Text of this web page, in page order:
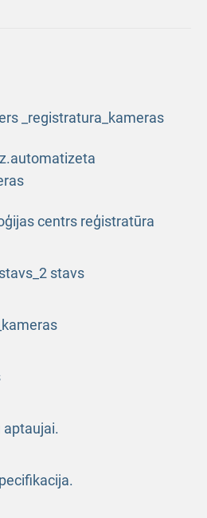
_registratura_kameras
centrs reģistratūra
stavs
aptaujai.